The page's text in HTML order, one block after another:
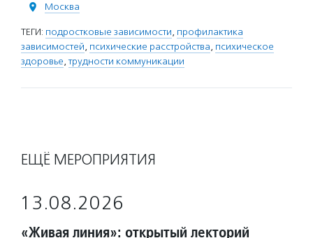
Москва
ТЕГИ: подростковые зависимости, профилактика
зависимостей, психические расстройства, психическое
здоровье,трудности коммуникации
ЕЩЁ МЕРОПРИЯТИЯ
13.08.2026
«Живая линия»: открытый лекторий